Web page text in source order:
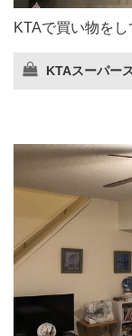
KTAで買い物をし
KTAスーパー